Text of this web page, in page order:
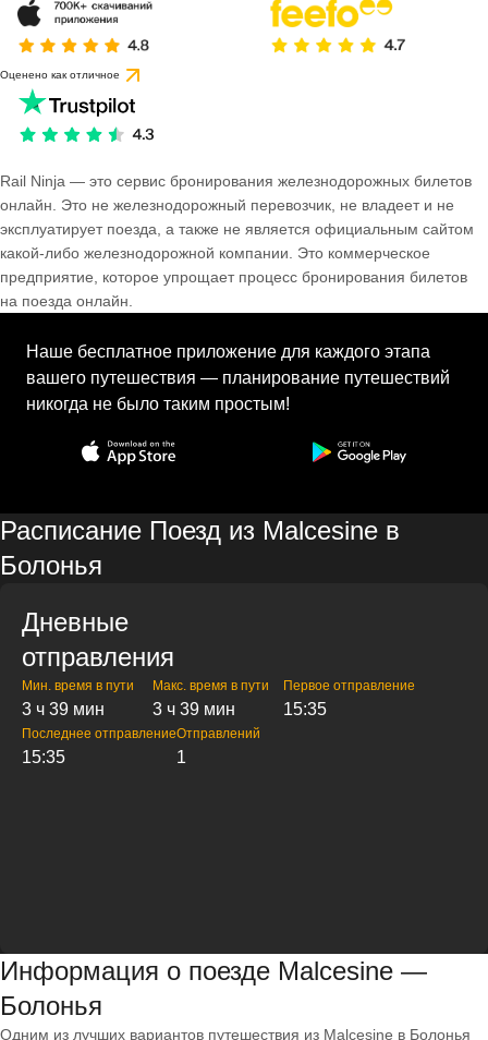
Оценено как отличное
Rail Ninja — это сервис бронирования железнодорожных билетов
онлайн. Это не железнодорожный перевозчик, не владеет и не
эксплуатирует поезда, а также не является официальным сайтом
какой-либо железнодорожной компании. Это коммерческое
предприятие, которое упрощает процесс бронирования билетов
на поезда онлайн.
Наше бесплатное приложение для каждого этапа
вашего путешествия — планирование путешествий
никогда не было таким простым!
Расписание Поезд из Malcesine в
Болонья
Дневные
отправления
Мин. время в пути
3 ч 39 мин
Макс. время в пути
3 ч 39 мин
Первое отправление
15:35
Последнее отправление
15:35
Отправлений
1
Информация о поезде Malcesine —
Болонья
Одним из лучших вариантов путешествия из Malcesine в Болонья